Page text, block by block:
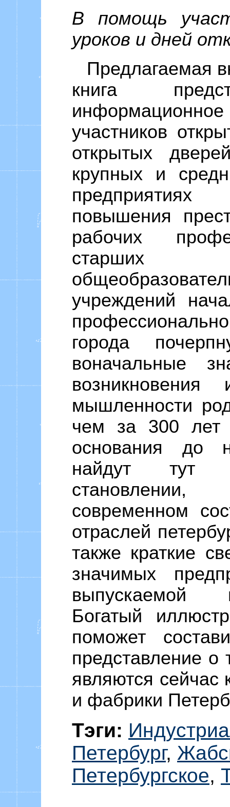
В помощь
уроков и дней
Предлагаемая
книга
участников
открытых
крупных и
предприятиях
повышения
рабочих
учреждений
города
воначальные
мышленности
чем за 300 лет
основания до
найдут тут
современном
отраслей
также краткие
значимых
выпускаемой
Богатый
поможет
представление
являются сейчас
и фабрики
Тэги:
Петербург,
Петербургское,